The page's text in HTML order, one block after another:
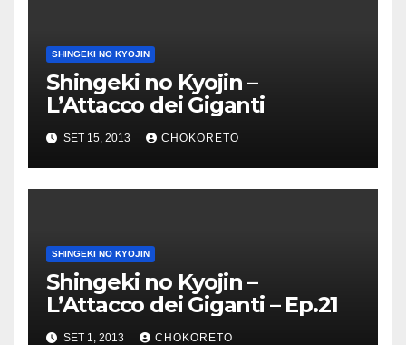
SHINGEKI NO KYOJIN
Shingeki no Kyojin –
L’Attacco dei Giganti
SET 15, 2013 CHOKORETO
SHINGEKI NO KYOJIN
Shingeki no Kyojin –
L’Attacco dei Giganti – Ep.21
SET 1, 2013 CHOKORETO